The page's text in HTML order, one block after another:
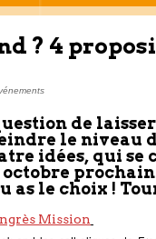
? 4
de laisser
le niveau
idées, qui se
octobre
le choix !
Mission